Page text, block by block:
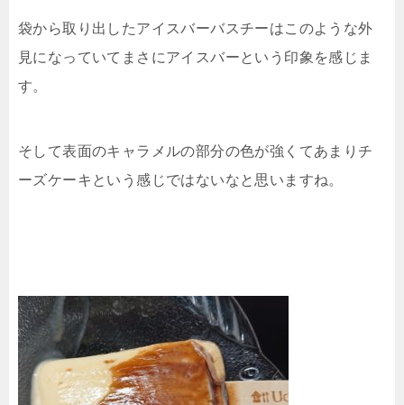
袋から取り出したアイスバーバスチーはこのような外
見になっていてまさにアイスバーという印象を感じま
す。
そして表面のキャラメルの部分の色が強くてあまりチ
ーズケーキという感じではないなと思いますね。